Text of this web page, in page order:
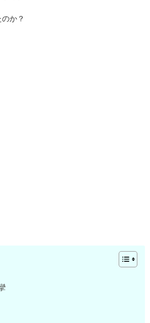
か？